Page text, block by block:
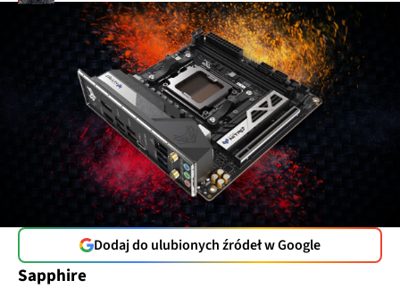
Dodaj do ulubionych źródeł w Google
Sapphire